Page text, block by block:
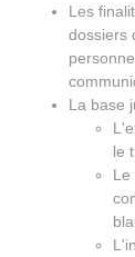
Les
dossiers
La base
le
Le